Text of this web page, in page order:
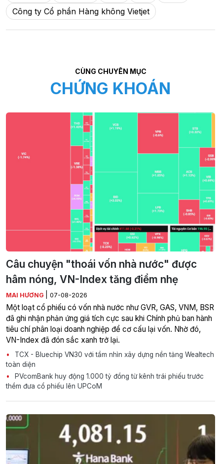
Công ty Cổ phần Hàng không Vietjet
CÙNG CHUYÊN MỤC
CHỨNG KHOÁN
Câu chuyện "thoái vốn nhà nước" được
hâm nóng, VN-Index tăng điểm nhẹ
MAI HƯƠNG 07-08-2026
Một loạt cổ phiếu có vốn nhà nước như GVR, GAS, VNM, BSR
đã ghi nhận phản ứng giá tích cực sau khi Chính phủ ban hành
tiêu chí phân loại doanh nghiệp để cơ cấu lại vốn. Nhờ đó,
VN-Index đã đón sắc xanh trở lại.
TCX - Bluechip VN30 với tầm nhìn xây dựng nền tảng Wealtech
toàn diện
PVcomBank huy động 1.000 tỷ đồng từ kênh trái phiếu trước
thềm đưa cổ phiếu lên UPCoM